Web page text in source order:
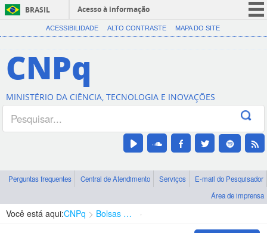
BRASIL
Acesso à informação
CORONAVÍRUS (COVID-19)
Canais
ACESSIBILIDADE ALTO CONTRASTE MAPA DO SITE
CNPq
MINISTÉRIO DA CIÊNCIA, TECNOLOGIA E INOVAÇÕES
Perguntas frequentes Central de Atendimento Serviços
E-mail do Pesquisador
Área de imprensa
Você está aqui:CNPq Bolsas e Auxílios Vigentes